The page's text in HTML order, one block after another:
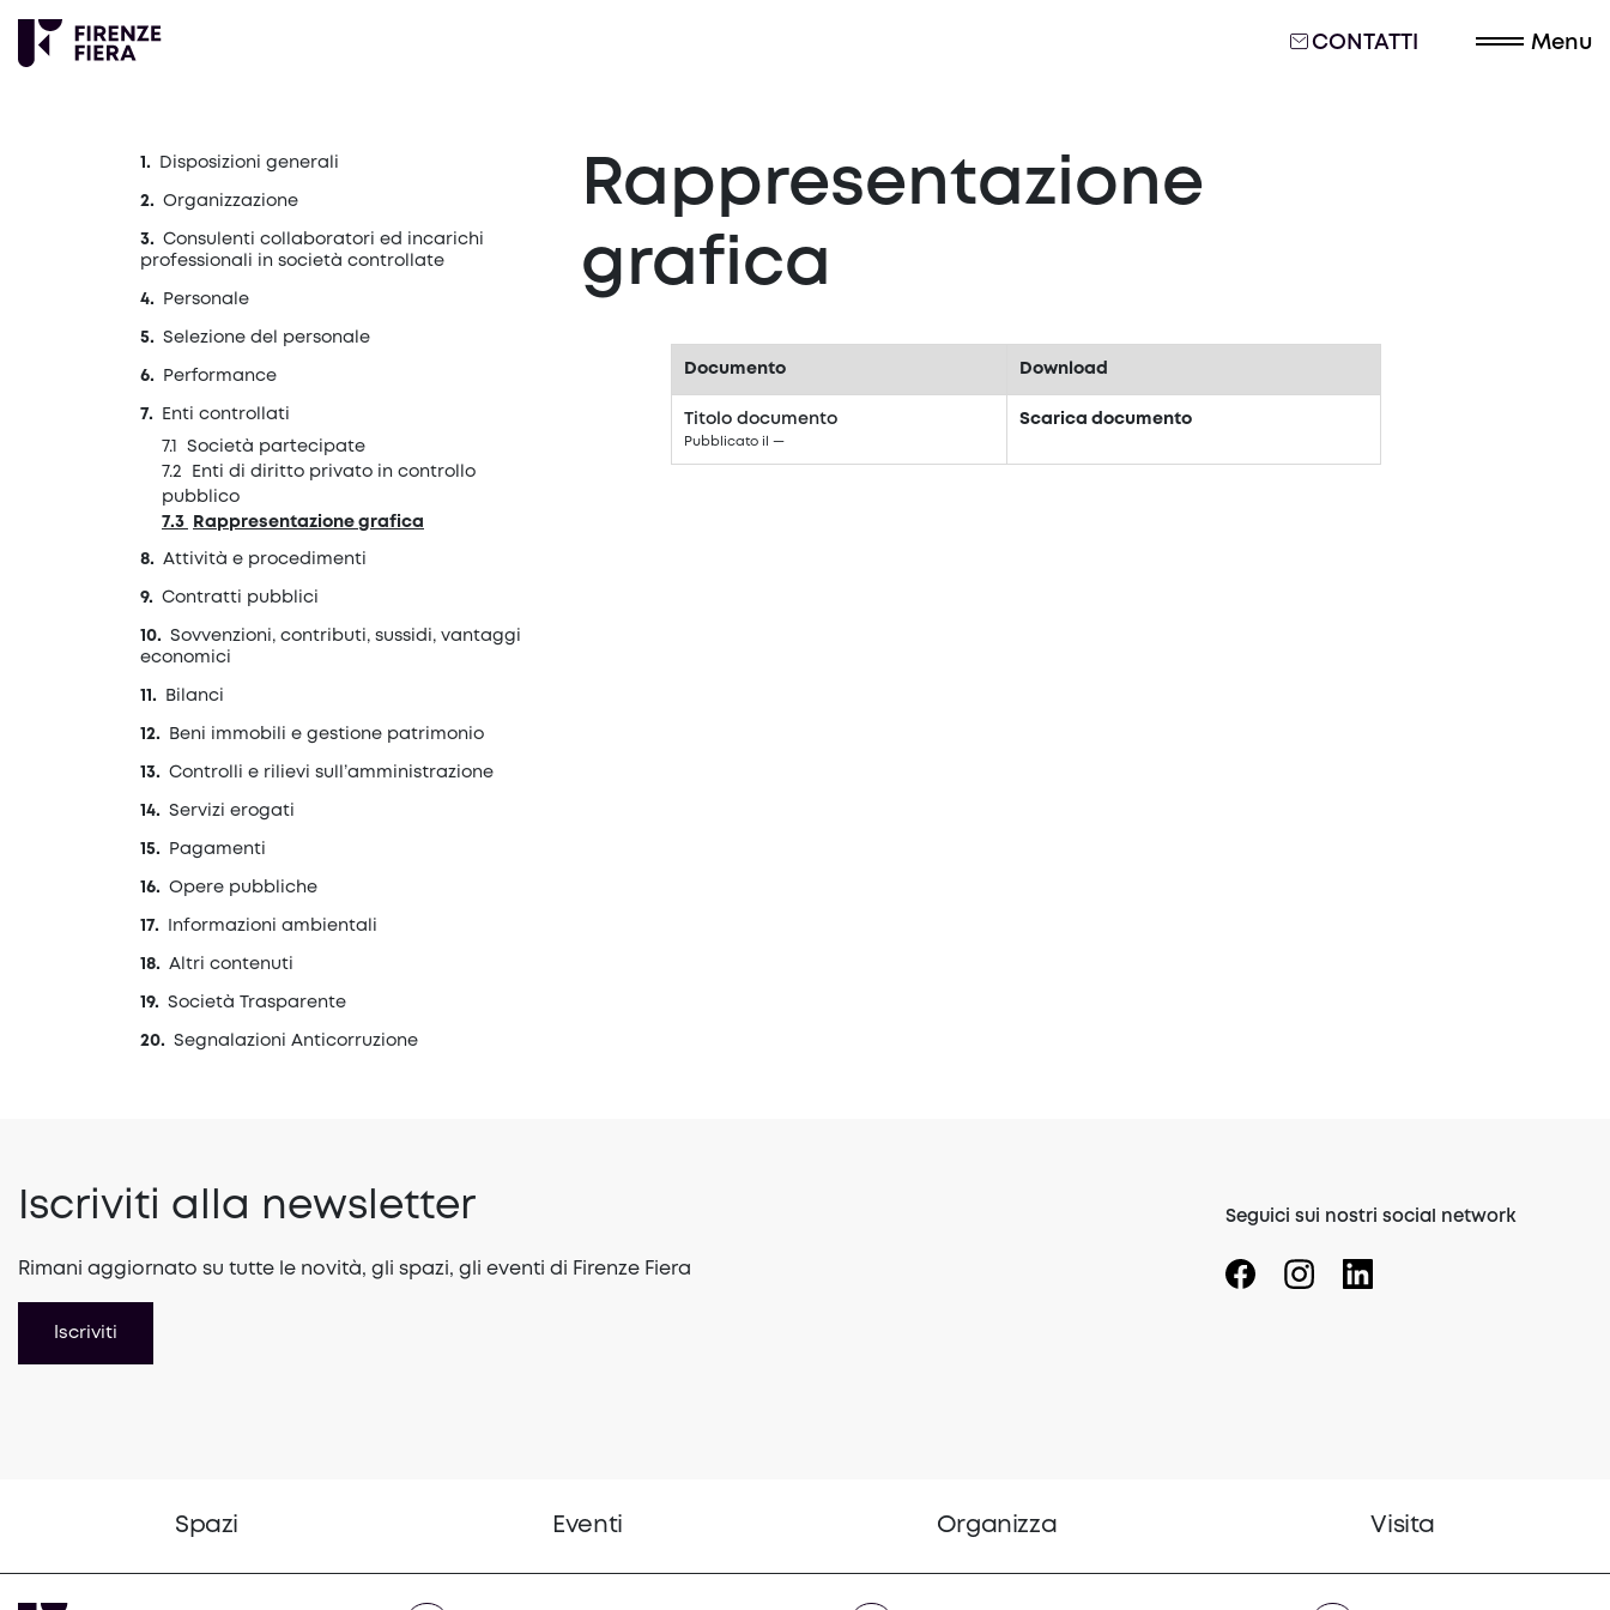
CONTATTI Menu
Disposizioni generali
Organizzazione
Consulenti collaboratori ed incarichi
professionali in società controllate
Personale
Selezione del personale
Performance
Enti controllati
Società partecipate
Enti di diritto privato in controllo
pubblico
Rappresentazione grafica
Attività e procedimenti
Contratti pubblici
Sovvenzioni, contributi, sussidi, vantaggi
economici
Bilanci
Beni immobili e gestione patrimonio
Controlli e rilievi sull’amministrazione
Servizi erogati
Pagamenti
Opere pubbliche
Informazioni ambientali
Altri contenuti
Società Trasparente
Segnalazioni Anticorruzione
Rappresentazione
grafica
Documento Download
Titolo documento
Pubblicato il —
Scarica documento
Iscriviti alla newsletter
Rimani aggiornato su tutte le novità, gli spazi, gli eventi di Firenze Fiera
Iscriviti
Seguici sui nostri social network
(opens in a new tab)
(opens in a new tab)
(opens in a new tab)
Spazi Eventi Organizza Visita